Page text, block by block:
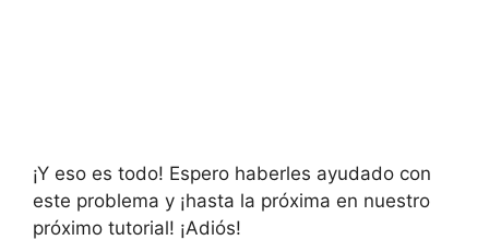
¡Y eso es todo! Espero haberles ayudado con
este problema y ¡hasta la próxima en nuestro
próximo tutorial! ¡Adiós!